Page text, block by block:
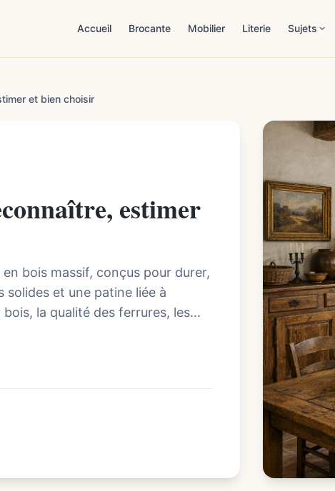
Accueil Brocante Mobilier Literie Sujets
Mobilier
Maison
et bien choisir
estimer
bois massif, conçus pour durer,
solides et une patine liée à
bois, la qualité des ferrures, les